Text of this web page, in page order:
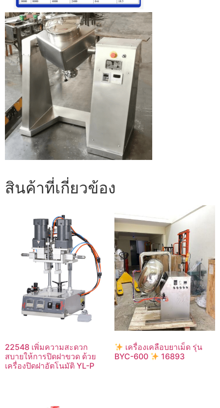
สินค้าที่เกี่ยวข้อง
22548 เพิ่มความสะดวก
สบายให้การปิดฝาขวด ด้วย
เครื่องปิดฝาอัตโนมัติ YL-P
เครื่องเคลือบยาเม็ด รุ่น
BYC-600
16893